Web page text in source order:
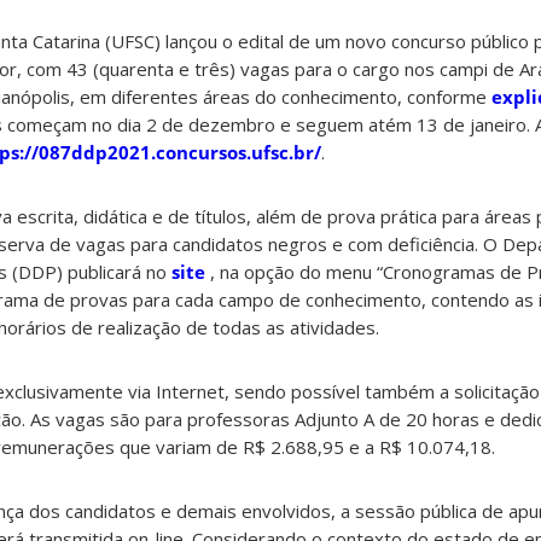
Catarina (UFSC) lançou o edital de um novo concurso
com 43 (quarenta e três) vagas para o cargo nos campi de
em diferentes áreas do conhecimento, conforme
no dia 2 de dezembro e seguem atém 13 de janeiro.
087ddp2021.concursos.ufsc.br/.
escrita, didática e de títulos, além de prova prática para áreas
de vagas para candidatos negros e com deficiência. O
publicará no site , na opção do menu “Cronogramas de
de provas para cada campo de conhecimento, contendo as
de realização de todas as atividades.
via Internet, sendo possível também a
As vagas são para professoras Adjunto A de 20 horas e
que variam de R$ 2.688,95 e a R$ 10.074,18.
dos candidatos e demais envolvidos, a sessão pública de